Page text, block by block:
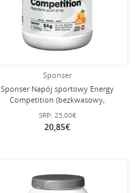
Sponser
Sponser Napój sportowy Energy
Competition (bezkwasowy,
hipotonowy) Pomarańczowy 1000g
puszka
SRP: 25,00€
20,85€